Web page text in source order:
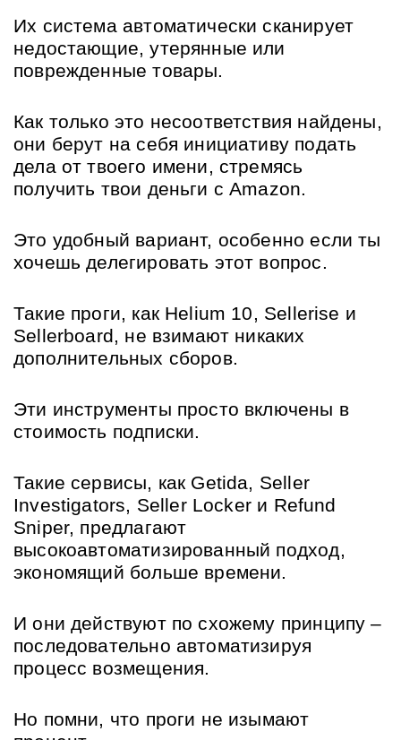
Их система автоматически сканирует
недостающие, утерянные или
поврежденные товары.
Как только это несоответствия найдены,
они берут на себя инициативу подать
дела от твоего имени, стремясь
получить твои деньги с Amazon.
Это удобный вариант, особенно если ты
хочешь делегировать этот вопрос.
Такие проги, как Helium 10, Sellerise и
Sellerboard, не взимают никаких
дополнительных сборов.
Эти инструменты просто включены в
стоимость подписки.
Такие сервисы, как Getida, Seller
Investigators, Seller Locker и Refund
Sniper, предлагают
высокоавтоматизированный подход,
экономящий больше времени.
И они действуют по схожему принципу –
последовательно автоматизируя
процесс возмещения.
Но помни, что проги не изымают